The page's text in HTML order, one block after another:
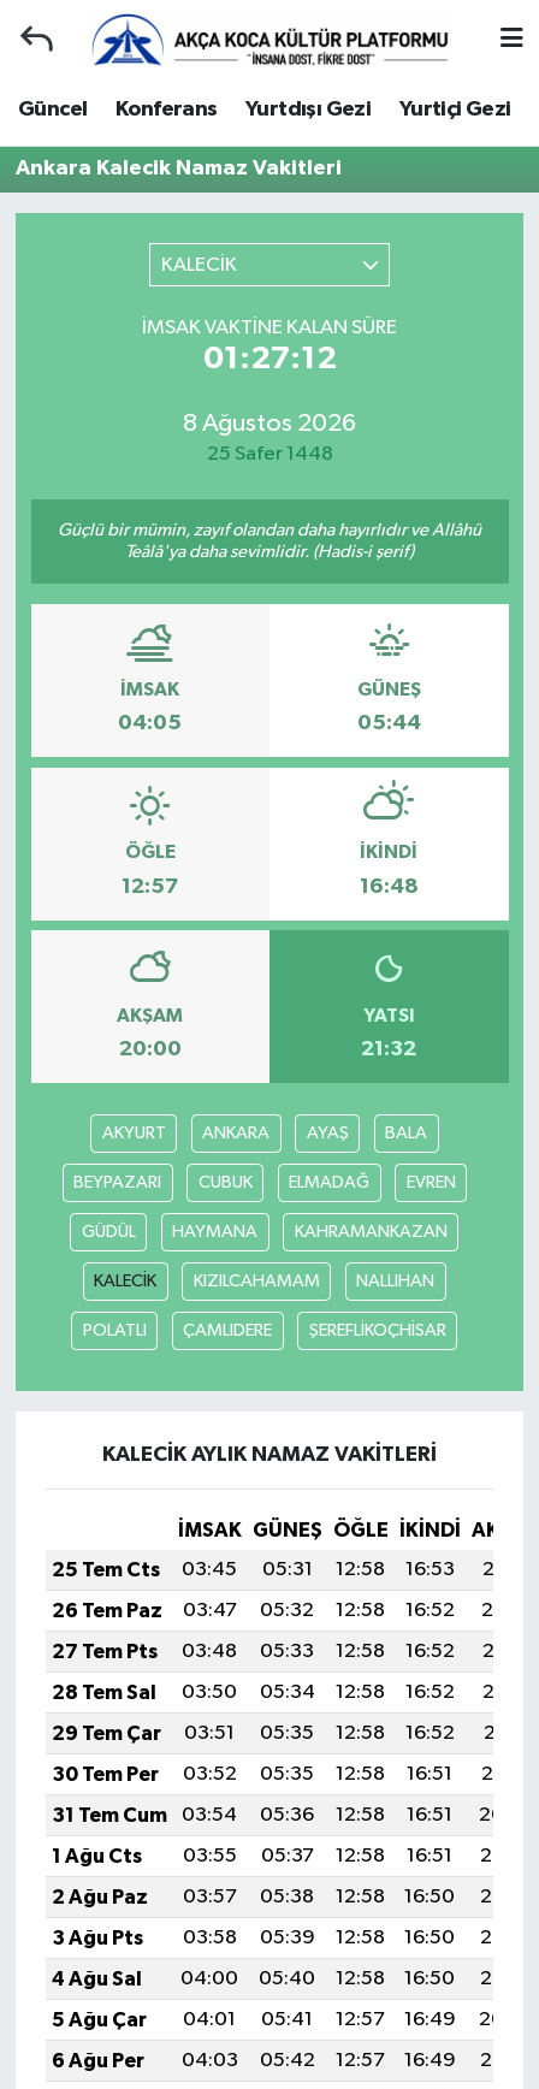
Güncel Konferans Yurtdışı Gezi Yurtiçi Gezi
Ankara Kalecik Namaz Vakitleri
KALECİK
İMSAK VAKTINE KALAN SÜRE
01:27:12
8 Ağustos 2026
25 Safer 1448
Güçlü bir mümin, zayıf olandan daha hayırlıdır ve Allâhü
Teâlâ'ya daha sevimlidir. (Hadis-i şerif)
İMSAK
04:05
GÜNEŞ
05:44
ÖĞLE
12:57
İKINDI
16:48
AKŞAM
20:00
YATSI
21:32
AKYURT ANKARA AYAŞ BALA
BEYPAZARI CUBUK ELMADAĞ EVREN
GÜDÜL HAYMANA KAHRAMANKAZAN
KALECİK KIZILCAHAMAM NALLIHAN
POLATLI ÇAMLIDERE ŞEREFLİKOÇHİSAR
KALECİK AYLIK NAMAZ VAKITLERI
İMSAK GÜNEŞ ÖĞLE İKINDI
25 Tem Cts
03:45 05:31 12:58 16:53
20:15
26 Tem Paz
03:47 05:32 12:58 16:52
20:14
27 Tem Pts
03:48 05:33 12:58 16:52
20:13
28 Tem Sal
03:50 05:34 12:58 16:52
20:12
29 Tem Çar
03:51 05:35 12:58 16:52
20:11
30 Tem Per
03:52 05:35 12:58 16:51
20:10
31 Tem Cum
03:54 05:36 12:58 16:51
20:09
1 Ağu Cts
03:55 05:37 12:58 16:51
20:08
2 Ağu Paz
03:57 05:38 12:58 16:50
20:07
3 Ağu Pts
03:58 05:39 12:58 16:50
20:06
4 Ağu Sal
04:00 05:40 12:58 16:50
20:05
5 Ağu Çar
04:01 05:41 12:57 16:49
20:04
6 Ağu Per
04:03 05:42 12:57 16:49
20:03
Gençlerle Başbaşa
Güncel
Konferans
Yurtdışı Gezi
Hakkımızda
Yönetim Kurulu
Yüksek İstişare Kurulu
Kocaeli Hava Durumu
Kocaeli Namaz Vakitleri
Kocaeli Trafik Yoğunluk Haritası
Süper Lig Puan Durumu ve Fikstür
Son Dakika Haberleri
Haber Arşivi